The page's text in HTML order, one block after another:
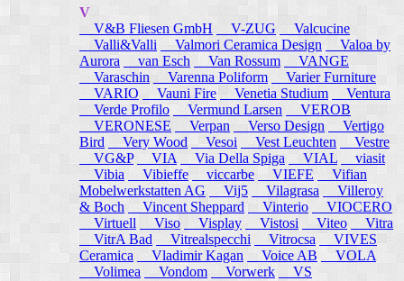
V
V&B Fliesen GmbH
V-ZUG
Valcucine
Valli&Valli
Valmori Ceramica Design
Valoa by
Aurora
van Esch Van Rossum
VANGE
Varaschin
Varenna Poliform
Varier Furniture
VARIO
Vauni Fire Venetia Studium
Ventura
Verde Profilo
Vermund Larsen
VEROB
VERONESE
Verpan Verso Design
Vertigo
Bird
Very Wood Vesoi Vest Leuchten
Vestre
VG&P
VIA Via Della Spiga VIAL
viasit
Vibia
Vibieffe viccarbe VIEFE
Vifian
Mobelwerkstatten AG
Vij5 Vilagrasa
Villeroy
& Boch
Vincent Sheppard Vinterio
VIOCERO
Virtuell
Viso Visplay Vistosi Viteo
Vitra
VitrA Bad
Vitrealspecchi Vitrocsa
VIVES
Ceramica
Vladimir Kagan Voice AB
VOLA
Volimea
Vondom Vorwerk VS